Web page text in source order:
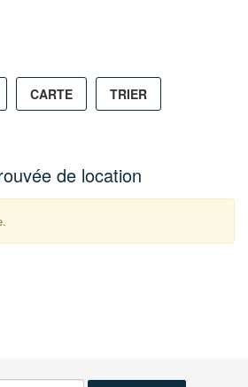
CARTE TRIER
de location